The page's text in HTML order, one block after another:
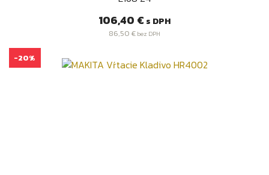
Cena
106,40 € s DPH
86,50 € bez DPH
-20%